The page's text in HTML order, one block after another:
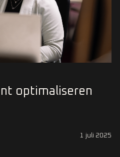
optimaliseren
1 juli 2025